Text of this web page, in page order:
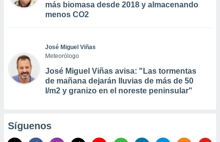
más biomasa desde 2018 y almacenando
menos CO2
José Miguel Viñas
Meteorólogo
José Miguel Viñas avisa: "Las tormentas
de mañana dejarán lluvias de más de 50
l/m2 y granizo en el noreste peninsular"
Síguenos